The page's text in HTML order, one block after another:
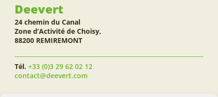
Deevert
24 chemin du Canal
Zone d’Activité de Choisy,
88200 REMIREMONT
Tél. +33 (0)3 29 62 02 12
contact@deevert.com